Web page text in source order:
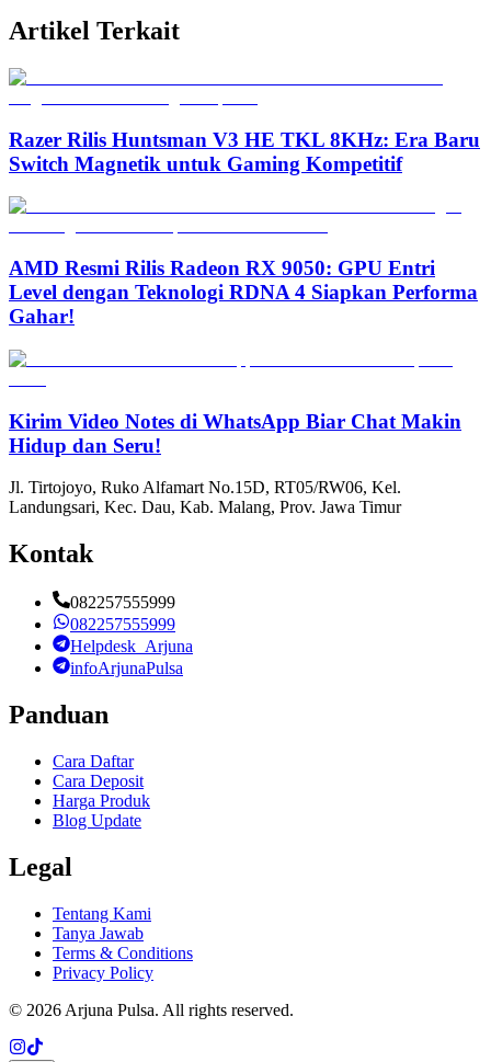
Artikel Terkait
Razer Rilis Huntsman V3 HE TKL 8KHz: Era Baru
Switch Magnetik untuk Gaming Kompetitif
AMD Resmi Rilis Radeon RX 9050: GPU Entri
Level dengan Teknologi RDNA 4 Siapkan Performa
Gahar!
Kirim Video Notes di WhatsApp Biar Chat Makin
Hidup dan Seru!
Jl. Tirtojoyo, Ruko Alfamart No.15D, RT05/RW06, Kel.
Landungsari, Kec. Dau, Kab. Malang, Prov. Jawa Timur
Kontak
082257555999
082257555999
Helpdesk_Arjuna
infoArjunaPulsa
Panduan
Cara Daftar
Cara Deposit
Harga Produk
Blog Update
Legal
Tentang Kami
Tanya Jawab
Terms & Conditions
Privacy Policy
© 2026 Arjuna Pulsa. All rights reserved.